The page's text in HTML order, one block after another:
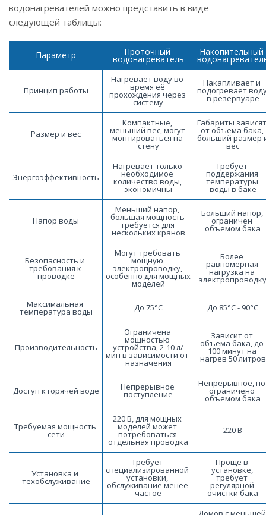
водонагревателей можно представить в виде
следующей таблицы:
Параметр Проточный
водонагреватель
Накопительный
Принцип работы
Нагревает воду во
время её
прохождения через
систему
Накапливает и
подогревает
в резервуаре
Размер и вес
Компактные,
меньший вес, могут
монтироваться на
стену
Габариты зависят
от объема бака,
больший размер
вес
Энергоэффективность
Нагревает только
необходимое
количество воды,
экономичны
Требует
поддержания
температуры
воды в баке
Напор воды
Меньший напор,
большая мощность
требуется для
нескольких кранов
Больший напор,
ограничен
объемом бака
Безопасность и
требования к
проводке
Могут требовать
мощную
электропроводку,
особенно для мощных
моделей
Более
равномерная
нагрузка на
электропроводку
Максимальная
температура воды До 75°C До 85°C - 90°C
Производительность
Ограничена
мощностью
устройства, 2-10 л/
мин в зависимости от
назначения
Зависит от
объема бака, до
100 минут на
нагрев 50 литров
Доступ к горячей воде Непрерывное
поступление
Непрерывное, но
ограничено
объемом бака
Требуемая мощность
сети
220 В, для мощных
моделей может
потребоваться
отдельная проводка
220 В
Установка и
техобслуживание
Требует
специализированной
установки,
обслуживание менее
частое
Проще в
установке,
требует
регулярной
очистки бака